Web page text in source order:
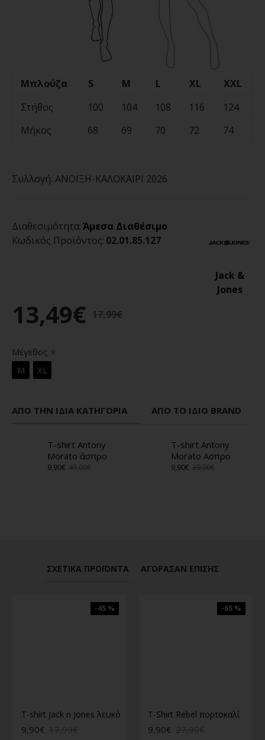
Μπλούζα S M L XL
XXL
Στήθος
100 104 108 116
124
Μήκος
68 69 70 72 74
Συλλογή: ΑΝΟΙΞΗ-ΚΑΛΟΚΑΙΡΙ 2026
13,49€ 17,99€
Διαθεσιμότητα:Άμεσα Διαθέσιμο
Κωδικός Προϊόντος: 02.01.85.127
Jack &
Jones
Μέγεθος
M
XL
ΑΠΌ ΤΗΝ ΊΔΙΑ ΚΑΤΗΓΟΡΊΑ ΑΠΌ ΤΟ ΊΔΙΟ BRAND
T-shirt Antony
Morato άσπρο
9,90€ 49,00€
T-shirt Antony
Morato Ασπρο
9,90€ 39,00€
ΣΧΕΤΙΚΆ ΠΡΟΪΌΝΤΑ ΑΓΌΡΑΣΑΝ ΕΠΊΣΗΣ
-45 %
T-shirt Jack n Jones λευκό
9,90€
-65 %
T-Shirt Rebel πορτοκαλί
9,90€